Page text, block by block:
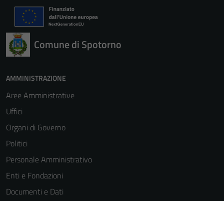
Comune di Spotorno
AMMINISTRAZIONE
Aree Amministrative
Uffici
Organi di Governo
Politici
Personale Amministrativo
Enti e Fondazioni
Documenti e Dati